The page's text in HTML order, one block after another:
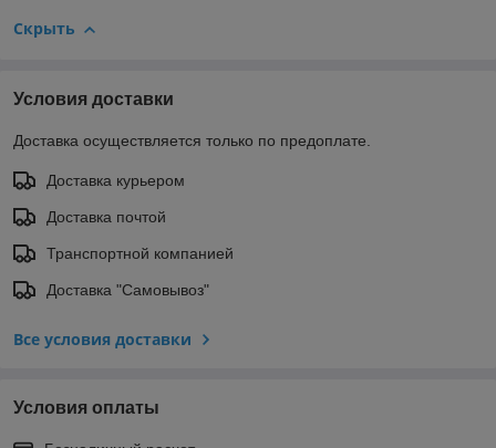
Скрыть
Условия доставки
Доставка осуществляется только по предоплате.
Доставка курьером
Доставка почтой
Транспортной компанией
Доставка "Самовывоз"
Все условия доставки
Условия оплаты